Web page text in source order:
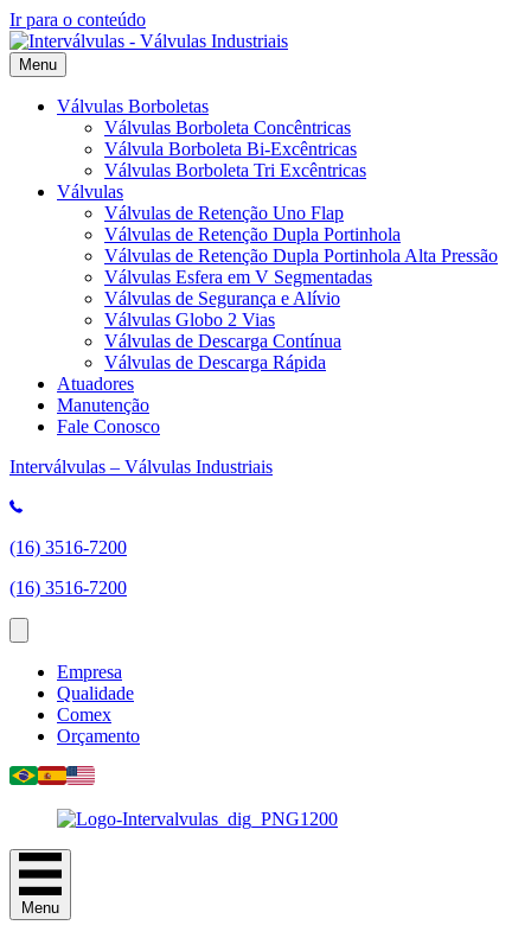
Ir para o conteúdo
Menu
Válvulas Borboletas
Válvulas Borboleta Concêntricas
Válvula Borboleta Bi-Excêntricas
Válvulas Borboleta Tri Excêntricas
Válvulas
Válvulas de Retenção Uno Flap
Válvulas de Retenção Dupla Portinhola
Válvulas de Retenção Dupla Portinhola Alta Pressão
Válvulas Esfera em V Segmentadas
Válvulas de Segurança e Alívio
Válvulas Globo 2 Vias
Válvulas de Descarga Contínua
Válvulas de Descarga Rápida
Atuadores
Manutenção
Fale Conosco
Interválvulas – Válvulas Industriais
(16) 3516-7200
(16) 3516-7200
Empresa
Qualidade
Comex
Orçamento
Menu